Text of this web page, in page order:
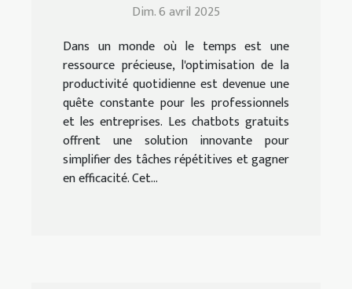
quotidienne ?
Dim. 6 avril 2025
Dans un monde où le temps est une
ressource précieuse, l'optimisation de la
productivité quotidienne est devenue une
quête constante pour les professionnels
et les entreprises. Les chatbots gratuits
offrent une solution innovante pour
simplifier des tâches répétitives et gagner
en efficacité. Cet...